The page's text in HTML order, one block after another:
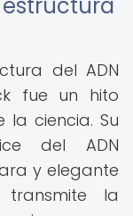
del ADN
fue un hito
la ciencia. Su
del ADN
y elegante
la